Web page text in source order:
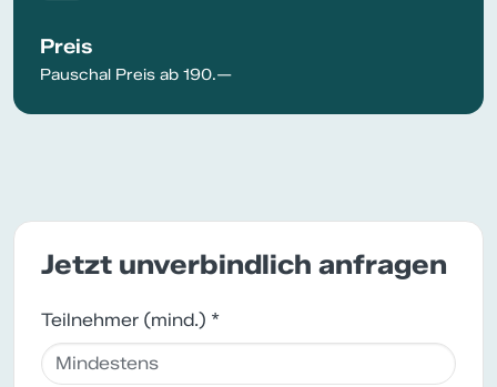
Preis
Pauschal Preis ab 190.—
Jetzt unverbindlich anfragen
Teilnehmer (mind.) *